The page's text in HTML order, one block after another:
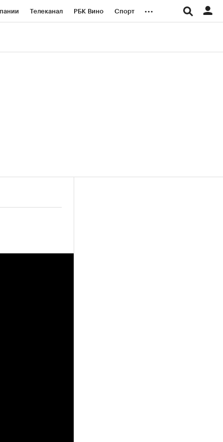
Телеканал РБК Вино Спорт ...